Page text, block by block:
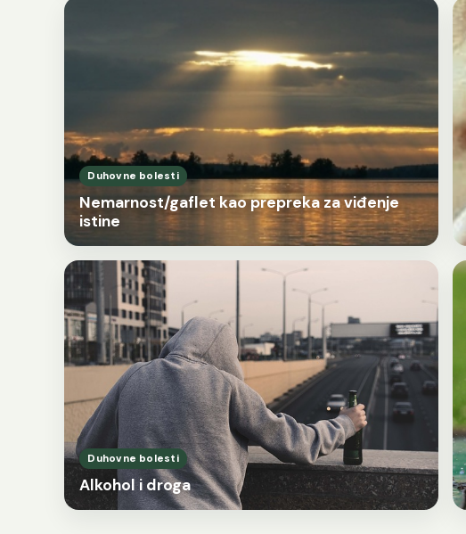
Duhovne bolesti
Nemarnost/gaflet kao prepreka za viđenje
istine
Duhovne bolesti
Alkohol i droga